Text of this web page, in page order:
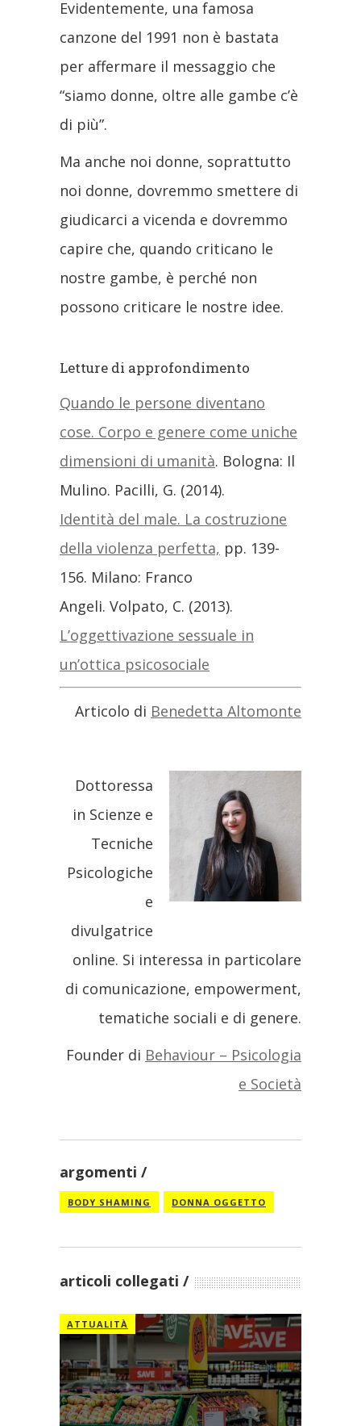
Evidentemente, una famosa
canzone del 1991 non è bastata
per affermare il messaggio che
“siamo donne, oltre alle gambe c’è
di più”.
Ma anche noi donne, soprattutto
noi donne, dovremmo smettere di
giudicarci a vicenda e dovremmo
capire che, quando criticano le
nostre gambe, è perché non
possono criticare le nostre idee.
Letture di approfondimento
Quando le persone diventano
cose. Corpo e genere come uniche
dimensioni di umanità. Bologna: Il
Mulino. Pacilli, G. (2014).
Identità del male. La costruzione
della violenza perfetta, pp. 139-
156. Milano: Franco
Angeli. Volpato, C. (2013).
L’oggettivazione sessuale in
un’ottica psicosociale
Articolo di Benedetta Altomonte
Dottoressa
in Scienze e
Tecniche
Psicologiche
e
divulgatrice
online. Si interessa in particolare
di comunicazione, empowerment,
tematiche sociali e di genere.
Founder di Behaviour – Psicologia
e Società
argomenti
BODY SHAMING DONNA OGGETTO
articoli collegati
ATTUALITÀ